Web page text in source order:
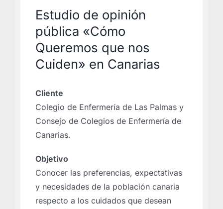
Estudio de opinión
pública «Cómo
Queremos que nos
Cuiden» en Canarias
Cliente
Colegio de Enfermería de Las Palmas y
Consejo de Colegios de Enfermería de
Canarias.
Objetivo
Conocer las preferencias, expectativas
y necesidades de la población canaria
respecto a los cuidados que desean